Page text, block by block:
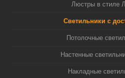
Люстры в стиле
Светильники с
Потолочные
Настенные
Накладные